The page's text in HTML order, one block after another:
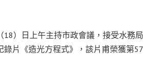
18）日上午主持市政會議，接受水務局
錄片《造光方程式》，該片甫榮獲第57